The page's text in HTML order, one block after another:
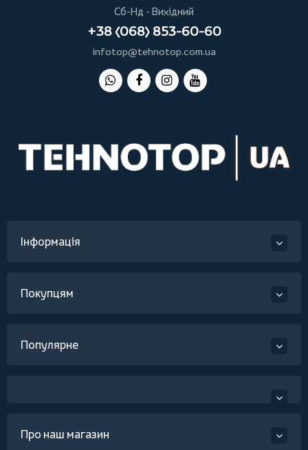
Сб-Нд - Вихідний
+38 (068) 853-60-60
infotop@tehnotop.com.ua
Інформація
Покупцям
Популярне
Про наш магазин